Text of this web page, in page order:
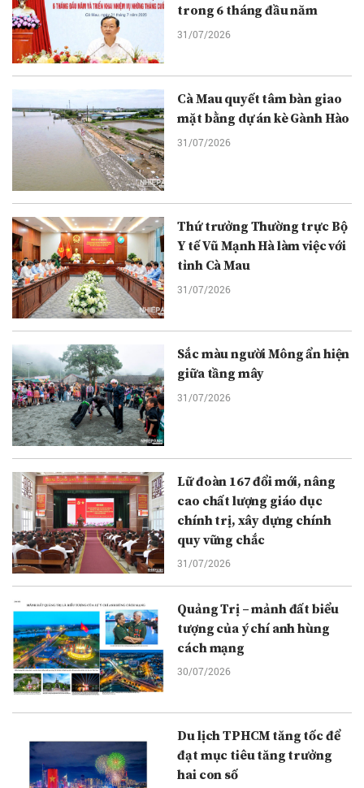
trong 6 tháng đầu năm
31/07/2026
Cà Mau quyết tâm bàn giao
mặt bằng dự án kè Gành Hào
31/07/2026
Thứ trưởng Thường trực Bộ
Y tế Vũ Mạnh Hà làm việc với
tỉnh Cà Mau
31/07/2026
Sắc màu người Mông ẩn hiện
giữa tầng mây
31/07/2026
Lữ đoàn 167 đổi mới, nâng
cao chất lượng giáo dục
chính trị, xây dựng chính
quy vững chắc
31/07/2026
Quảng Trị – mảnh đất biểu
tượng của ý chí anh hùng
cách mạng
30/07/2026
Du lịch TPHCM tăng tốc để
đạt mục tiêu tăng trưởng
hai con số